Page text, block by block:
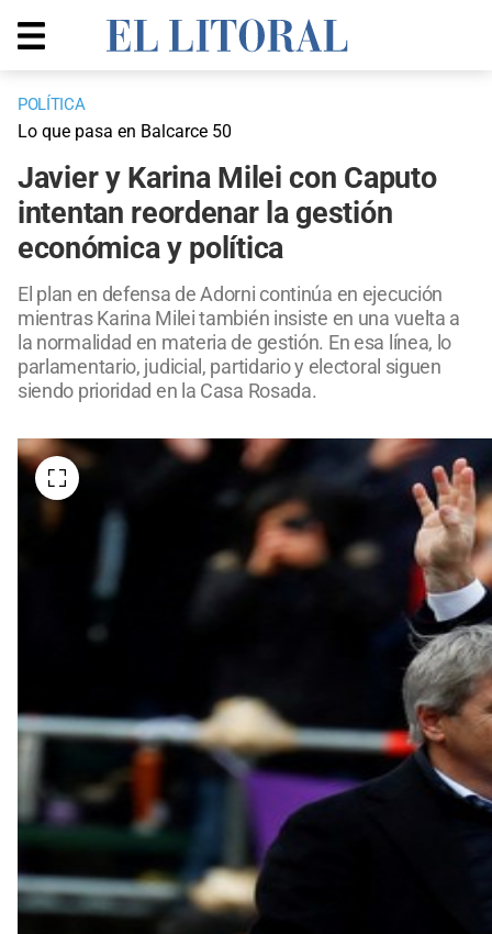
POLÍTICA
Lo que pasa en Balcarce 50
Javier y Karina Milei con Caputo
intentan reordenar la gestión
económica y política
El plan en defensa de Adorni continúa en ejecución
mientras Karina Milei también insiste en una vuelta a
la normalidad en materia de gestión. En esa línea, lo
parlamentario, judicial, partidario y electoral siguen
siendo prioridad en la Casa Rosada.